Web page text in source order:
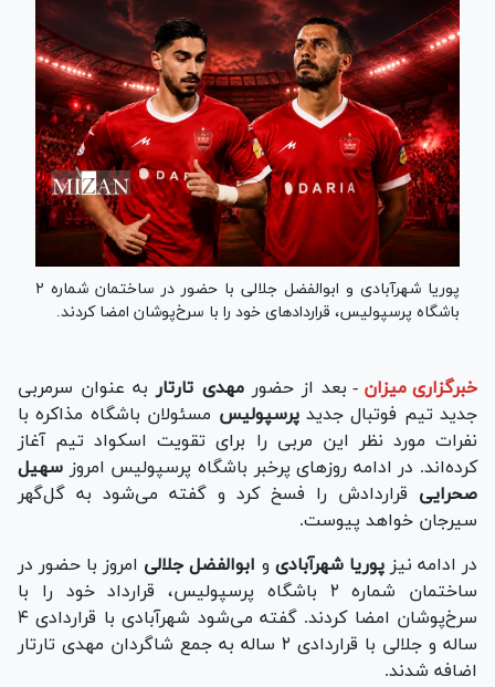
پوریا شهرآبادی و ابوالفضل جلالی با حضور در ساختمان شماره ۲
باشگاه پرسپولیس، قراردادهای خود را با سرخ‌پوشان امضا کردند.
خبرگزاری میزان - بعد از حضورمهدی تارتار به عنوان سرمربی
جدید تیم فوتبال جدیدپرسپولیس مسئولان باشگاه مذاکره با
نفرات مورد نظر این مربی را برای تقویت اسکواد تیم آغاز
کرده‌اند. در ادامه روزهای پرخبر باشگاه پرسپولیس امروز سهیل
صحرایی قراردادش را فسخ کرد و گفته می‌شود به گل‌گهر
سیرجان خواهد پیوست.
در ادامه نیزپوریا شهرآبادی و ابوالفضل جلالی امروز با حضور در
ساختمان شماره ۲ باشگاه پرسپولیس، قرارداد خود را با
سرخ‌پوشان امضا کردند. گفته می‌شود شهرآبادی با قراردادی ۴
ساله و جلالی با قراردادی ۲ ساله به جمع شاگردان مهدی تارتار
اضافه شدند.